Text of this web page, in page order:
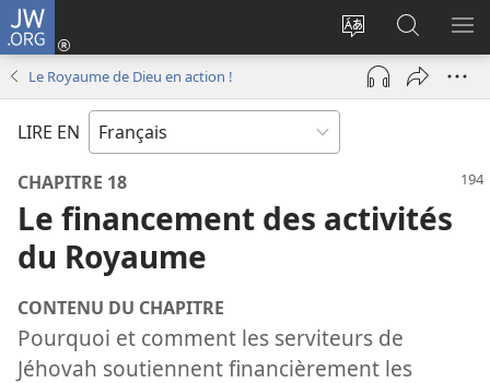
JW.ORG
Changer
langue
Se
connecter
(ouvre
nouvelle
sur
JW.ORG
Le Royaume de Dieu en action !
LIRE EN
CHAPITRE 18
Le financement des activités
du Royaume
CONTENU DU CHAPITRE
Pourquoi et comment les serviteurs de
Jéhovah soutiennent financièrement les